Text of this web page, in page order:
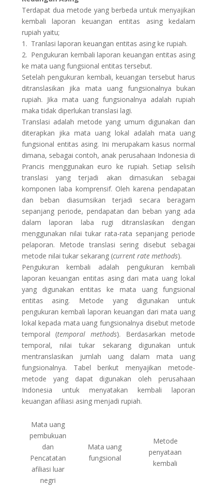
Terdapat dua metode yang berbeda untuk menyajikan
kembali laporan keuangan entitas asing kedalam
rupiah yaitu;
1. Tranlasi laporan keuangan entitas asing ke rupiah.
2. Pengukuran kembali laporan keuangan entitas asing
ke mata uang fungsional entitas tersebut.
Setelah pengukuran kembali, keuangan tersebut harus
ditranslasikan jika mata uang fungsionalnya bukan
rupiah. Jika mata uang fungsionalnya adalah rupiah
maka tidak diperlukan translasi lagi.
Translasi adalah metode yang umum digunakan dan
diterapkan jika mata uang lokal adalah mata uang
fungsional entitas asing. Ini merupakam kasus normal
dimana, sebagai contoh, anak perusahaan Indonesia di
Prancis menggunakan euro ke rupiah. Setiap selisih
translasi yang terjadi akan dimasukan sebagai
komponen laba komprensif. Oleh karena pendapatan
dan beban diasumsikan terjadi secara beragam
sepanjang periode, pendapatan dan beban yang ada
dalam laporan laba rugi ditranslasikan dengan
menggunakan nilai tukar rata-rata sepanjang periode
pelaporan. Metode translasi sering disebut sebagai
metode nilai tukar sekarang (current rate methods).
Pengukuran kembali adalah pengukuran kembali
laporan keuangan entitas asing dari mata uang lokal
yang digunakan entitas ke mata uang fungsional
entitas asing. Metode yang digunakan untuk
pengukuran kembali laporan keuangan dari mata uang
lokal kepada mata uang fungsionalnya disebut metode
temporal (temporal methods). Berdasarkan metode
temporal, nilai tukar sekarang digunakan untuk
mentranslasikan jumlah uang dalam mata uang
fungsionalnya. Tabel berikut menyajikan metode-
metode yang dapat digunakan oleh perusahaan
Indonesia untuk menyatakan kembali laporan
keuangan afiliasi asing menjadi rupiah.
Mata uang
pembukuan
dan
Pencatatan
afiliasi luar
negri
Mata uang
fungsional
Metode
penyataan
kembali